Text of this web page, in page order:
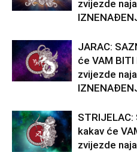
zvijezde
JARAC:
će VAM BITI
zvijezde
kakav će
zvijezde